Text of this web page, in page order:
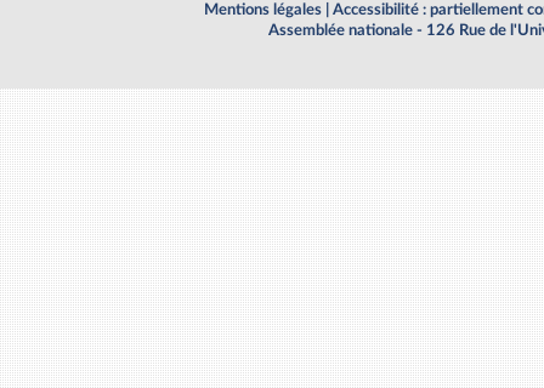
Mentions légales
Accessibilité : partiellement
Assemblée nationale - 126 Rue de